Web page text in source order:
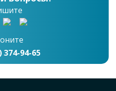
374-94-65